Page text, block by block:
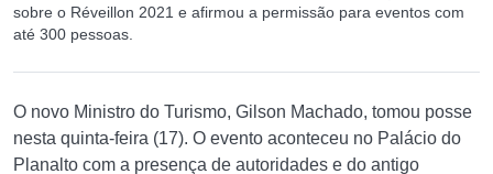
sobre o Réveillon 2021 e afirmou a permissão para eventos com
até 300 pessoas.
O novo Ministro do Turismo, Gilson Machado, tomou posse
nesta quinta-feira (17). O evento aconteceu no Palácio do
Planalto com a presença de autoridades e do antigo